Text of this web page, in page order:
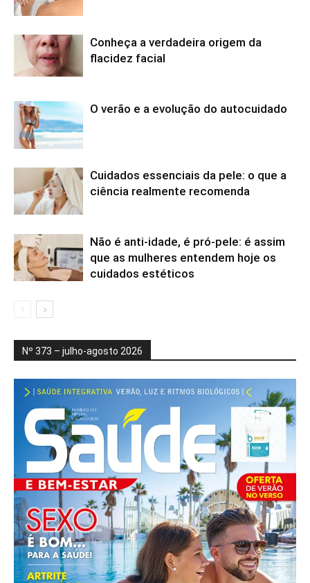
Conheça a verdadeira origem da
flacidez facial
O verão e a evolução do autocuidado
Cuidados essenciais da pele: o que a
ciência realmente recomenda
Não é anti-idade, é pró-pele: é assim
que as mulheres entendem hoje os
cuidados estéticos
Nº 373 – julho-agosto 2026